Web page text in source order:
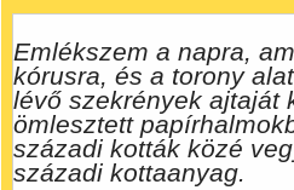
Emlékszem a napra,
kórusra, és a torony
lévő szekrények ajtaját
ömlesztett
századi kották közé
századi kottaanyag.